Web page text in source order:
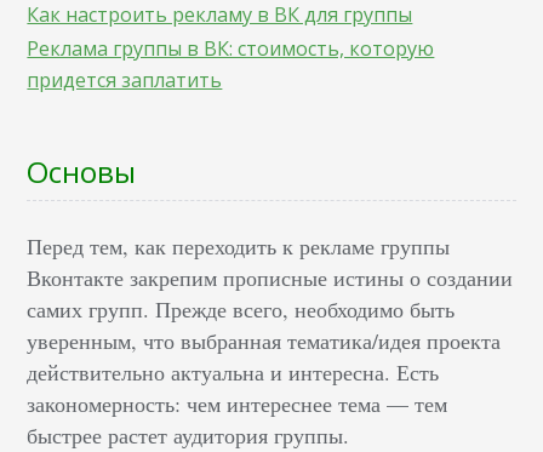
Как настроить рекламу в ВК для группы
Реклама группы в ВК: стоимость, которую
придется заплатить
Основы
Перед тем, как переходить к рекламе группы
Вконтакте закрепим прописные истины о создании
самих групп. Прежде всего, необходимо быть
уверенным, что выбранная тематика/идея проекта
действительно актуальна и интересна. Есть
закономерность: чем интереснее тема — тем
быстрее растет аудитория группы.